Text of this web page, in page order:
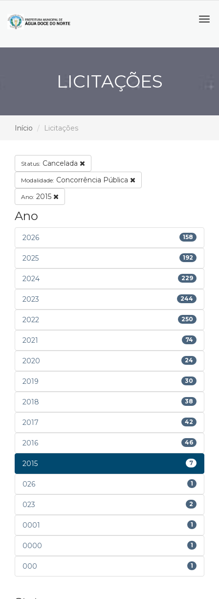
LICITAÇÕES
Início Licitações
Status: Cancelada
Modalidade: Concorrência Pública
Ano: 2015
Ano
2026 158
2025 192
2024 229
2023 244
2022 250
2021 74
2020 24
2019 30
2018 38
2017 42
2016 46
2015 7
026 1
023 2
0001 1
0000 1
000 1